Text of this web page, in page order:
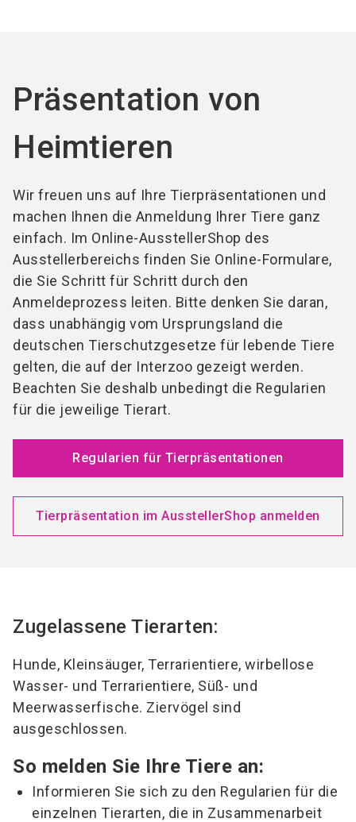
Präsentation von
Heimtieren
Wir freuen uns auf Ihre Tierpräsentationen und
machen Ihnen die Anmeldung Ihrer Tiere ganz
einfach. Im Online-AusstellerShop des
Ausstellerbereichs finden Sie Online-Formulare,
die Sie Schritt für Schritt durch den
Anmeldeprozess leiten. Bitte denken Sie daran,
dass unabhängig vom Ursprungsland die
deutschen Tierschutzgesetze für lebende Tiere
gelten, die auf der Interzoo gezeigt werden.
Beachten Sie deshalb unbedingt die Regularien
für die jeweilige Tierart.
Regularien für Tierpräsentationen
Tierpräsentation im AusstellerShop anmelden
Zugelassene Tierarten:
Hunde, Kleinsäuger, Terrarientiere, wirbellose
Wasser- und Terrarientiere, Süß- und
Meerwasserfische. Ziervögel sind
ausgeschlossen.
So melden Sie Ihre Tiere an:
Informieren Sie sich zu den Regularien für die
einzelnen Tierarten, die in Zusammenarbeit